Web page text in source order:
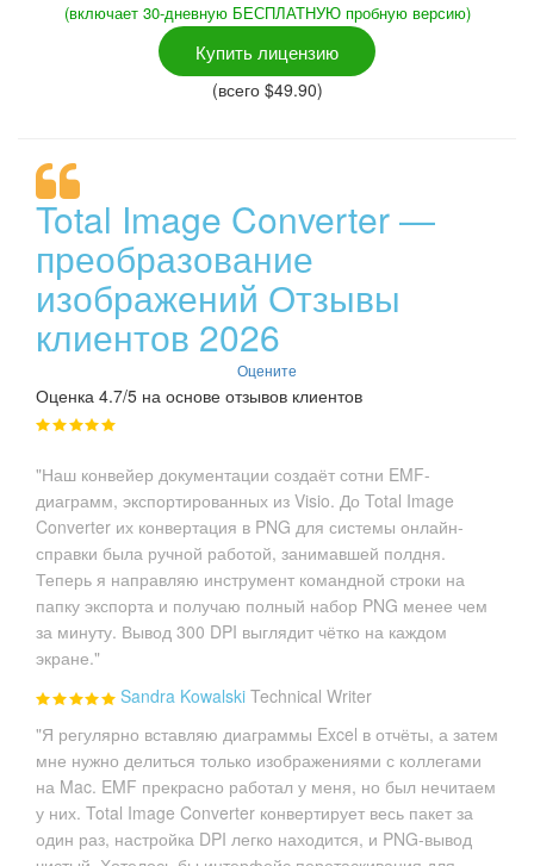
(включает 30-дневную БЕСПЛАТНУЮ пробную версию)
Купить лицензию
(всего $49.90)
Total Image Converter —
преобразование
изображений Отзывы
клиентов 2026
Оцените
Оценка 4.7/5 на основе отзывов клиентов
"Наш конвейер документации создаёт сотни EMF-
диаграмм, экспортированных из Visio. До Total Image
Converter их конвертация в PNG для системы онлайн-
справки была ручной работой, занимавшей полдня.
Теперь я направляю инструмент командной строки на
папку экспорта и получаю полный набор PNG менее чем
за минуту. Вывод 300 DPI выглядит чётко на каждом
экране."
Sandra Kowalski Technical Writer
"Я регулярно вставляю диаграммы Excel в отчёты, а затем
мне нужно делиться только изображениями с коллегами
на Mac. EMF прекрасно работал у меня, но был нечитаем
у них. Total Image Converter конвертирует весь пакет за
один раз, настройка DPI легко находится, и PNG-вывод